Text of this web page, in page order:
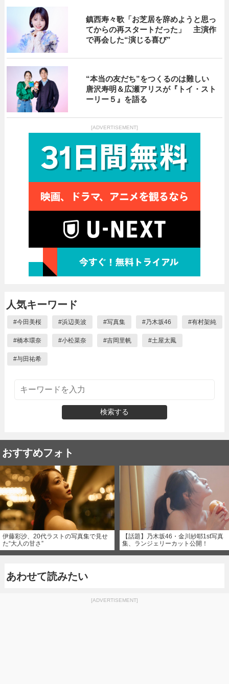
鎮西寿々歌「お芝居を辞めようと思っ
てからの再スタートだった」 主演作
で再会した“演じる喜び”
“本当の友だち”をつくるのは難しい
唐沢寿明＆広瀬アリスが『トイ・スト
ーリー５』を語る
[ADVERTISEMENT]
人気キーワード
#今田美桜 #浜辺美波 #写真集 #乃木坂46 #有村架純
#橋本環奈 #小松菜奈 #吉岡里帆 #土屋太鳳
#与田祐希
検索する
おすすめフォト
伊藤彩沙、20代ラストの写真集で見せ
た“大人の甘さ”
【話題】乃木坂46・金川紗耶1st写真
集、ランジェリーカット公開！
あわせて読みたい
[ADVERTISEMENT]